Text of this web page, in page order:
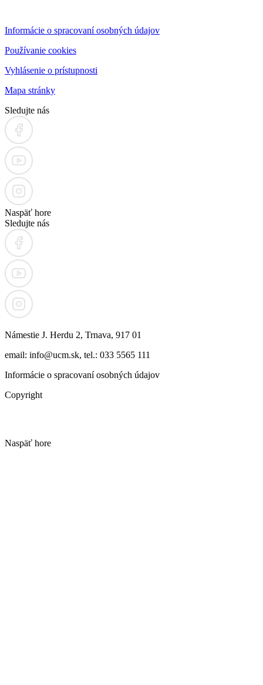
Informácie o spracovaní osobných údajov
Používanie cookies
Vyhlásenie o prístupnosti
Mapa stránky
Sledujte nás
Naspäť hore
Sledujte nás
Námestie J. Herdu 2, Trnava, 917 01
email: info@ucm.sk, tel.: 033 5565 111
Informácie o spracovaní osobných údajov
Copyright
Naspäť hore